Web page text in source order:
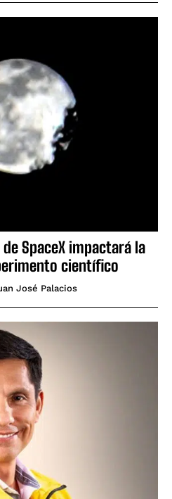
SpaceX impactará la
científico
José Palacios